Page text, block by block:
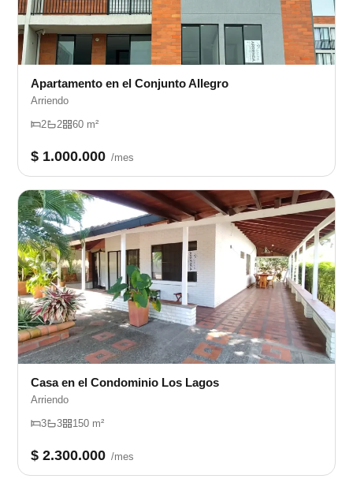
Apartamento en el Conjunto Allegro
Arriendo
2 2 60 m²
$ 1.000.000 /mes
Casa en el Condominio Los Lagos
Arriendo
3 3 150 m²
$ 2.300.000 /mes